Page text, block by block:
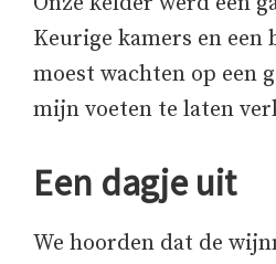
Keurige kamers en een
moest wachten op een
mijn voeten te laten
Een dagje uit
We hoorden dat de